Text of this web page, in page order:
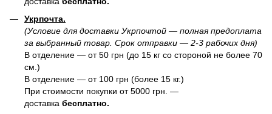
Укрпочта.
(Условие для доставки Укрпочтой — полная предоплата
за выбранный товар. Срок отправки — 2-3 рабочих дня)
В отделение — от 50 грн (до 15 кг со стороной не более 70
см.)
В отделение — от 100 грн (более 15 кг.)
При стоимости покупки от 5000 грн. —
доставка бесплатно.